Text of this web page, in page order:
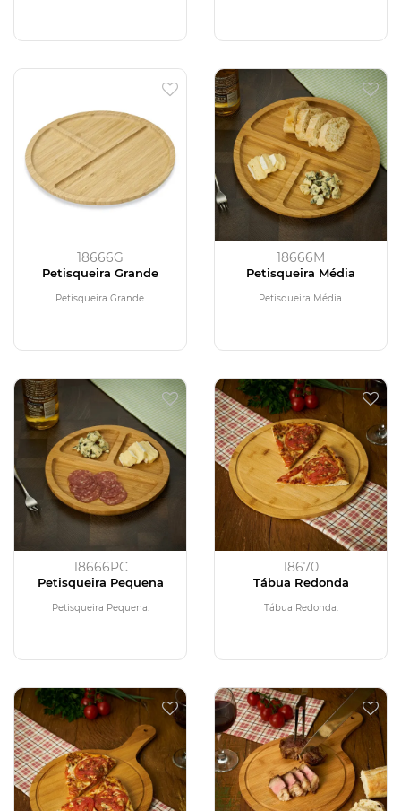
18666G
Petisqueira Grande
Petisqueira Grande.
18666M
Petisqueira Média
Petisqueira Média.
18666PC
Petisqueira Pequena
Petisqueira Pequena.
18670
Tábua Redonda
Tábua Redonda.